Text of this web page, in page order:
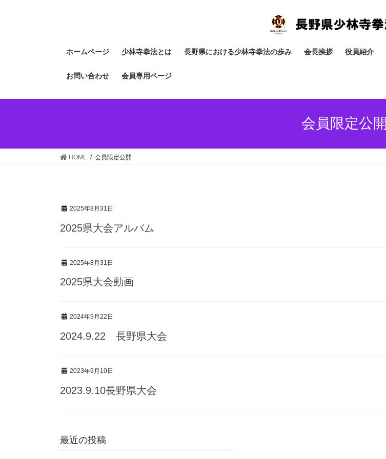
ホームページ 少林寺拳法とは 長野県における少林寺拳法の歩み 会長挨拶 役員紹介
お問い合わせ 会員専用ページ
会員限定公開
HOME 会員限定公開
2025年8月31日
2025県大会アルバム
2025年8月31日
2025県大会動画
2024年9月22日
2024.9.22 長野県大会
2023年9月10日
2023.9.10長野県大会
最近の投稿